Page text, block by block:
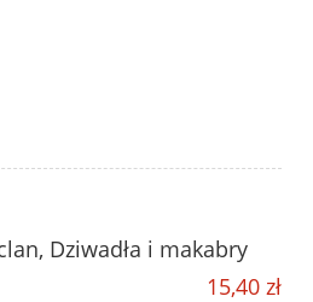
Dziwadła i makabry
15,40 zł